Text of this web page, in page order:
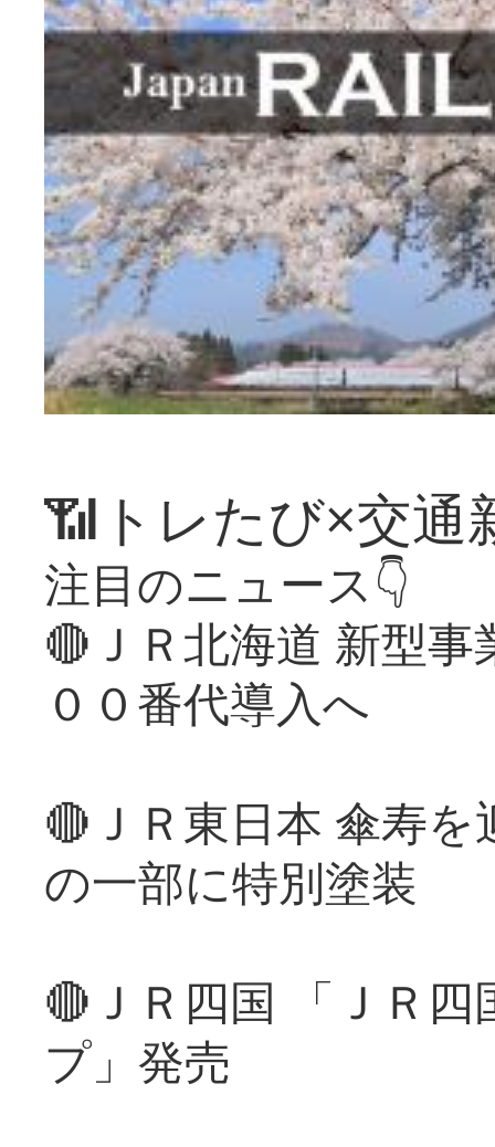
📶トレたび×交通
注目のニュース👇
🔴ＪＲ北海道 新型
００番代導入へ
🔴ＪＲ東日本 傘寿
の一部に特別塗装
🔴ＪＲ四国 「ＪＲ
プ」発売